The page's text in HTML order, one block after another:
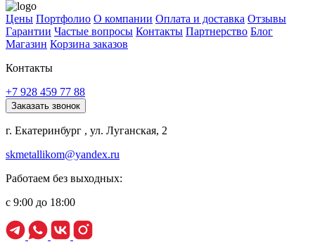
Цены Портфолио О компании Оплата и доставка Отзывы
Гарантии Частые вопросы Контакты Партнерство Блог
Магазин Корзина заказов
Контакты
+7 928 459 77 88
Заказать звонок
г. Екатеринбург , ул. Луганская, 2
skmetallikom@yandex.ru
Работаем без выходных:
с 9:00 до 18:00